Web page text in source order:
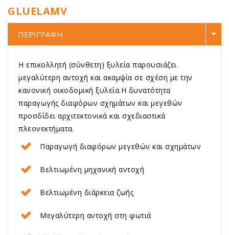
GLUELAMV
ΠΕΡΙΓΡΑΦΗ
Η επικολλητή (σύνθετη) ξυλεία παρουσιάζει
µεγαλύτερη αντοχή και ακαµψία σε σχέση µε την
κανονική οικοδοµική ξυλεία.Η δυνατότητα
παραγωγής διαφόρων σχημάτων και μεγεθών
προσδίδει αρχιτεκτονικά και σχεδιαστικά
πλεονεκτήματα.
Παραγωγή διαφόρων μεγεθών και σχημάτων
Βελτιωμένη μηχανική αντοχή
Βελτιωμένη διάρκεια ζωής
Μεγαλύτερη αντοχή στη φωτιά